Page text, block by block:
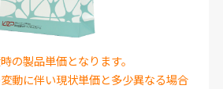
の製品単価となります。
動に伴い現状単価と多少異なる場合